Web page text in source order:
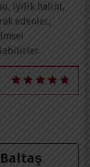
iyilik halini,
edenler,